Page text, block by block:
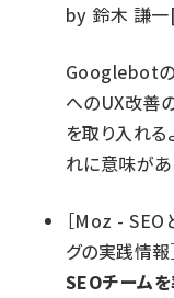
by 鈴木 謙
Googlebotの
へのUX改善
を取り入れる
れに意味があ
［Moz - SEO
グの実践情報
SEOチーム